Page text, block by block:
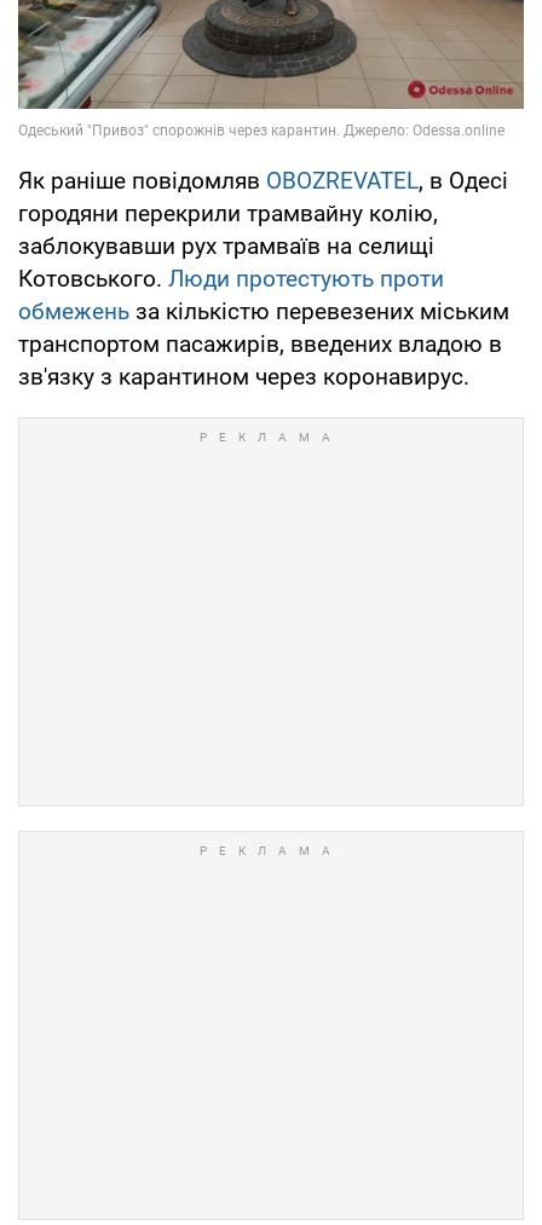
Як раніше повідомляв OBOZREVATEL, в Одесі
городяни перекрили трамвайну колію,
заблокувавши рух трамваїв на селищі
Котовського. Люди протестують проти
обмежень за кількістю перевезених міським
транспортом пасажирів, введених владою в
зв'язку з карантином через коронавирус.